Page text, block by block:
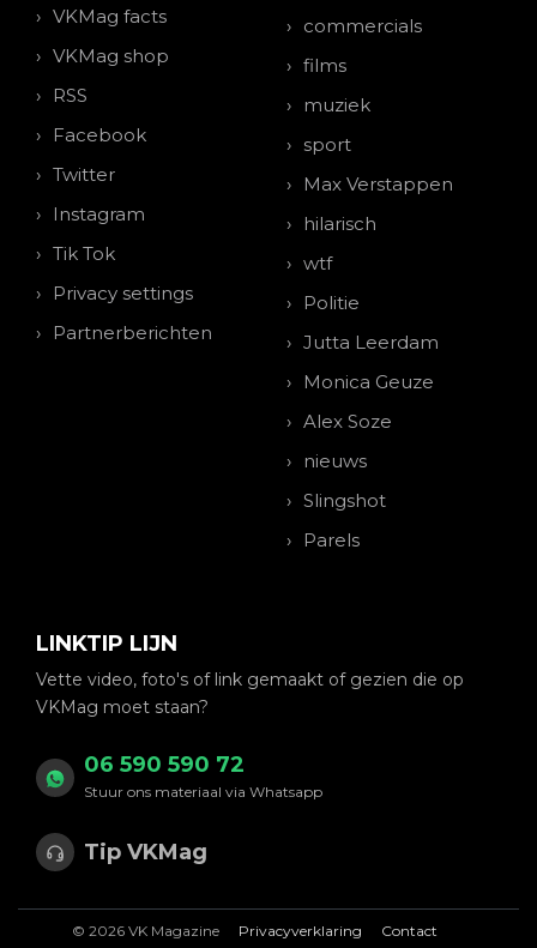
VKMag facts
VKMag shop
RSS
Facebook
Twitter
Instagram
Tik Tok
Privacy settings
Partnerberichten
commercials
films
muziek
sport
Max Verstappen
hilarisch
wtf
Politie
Jutta Leerdam
Monica Geuze
Alex Soze
nieuws
Slingshot
Parels
LINKTIP LIJN
Vette video, foto's of link gemaakt of gezien die op
VKMag moet staan?
06 590 590 72
Stuur ons materiaal via Whatsapp
Tip VKMag
© 2026 VK Magazine Privacyverklaring
Contact